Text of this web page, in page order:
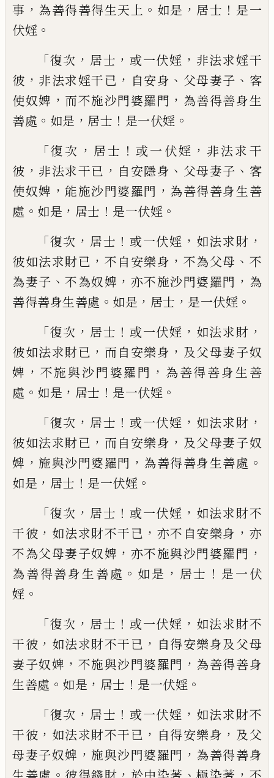
事 ， 為善得善得生天上 。 如是 ， 居士 ！ 是一
伏婬 。
「復次 ， 居士 ， 或一伏婬 ， 非法求婬干
彼 ， 非法求婬干已 ， 自安身 、 父母妻子 、 客
使奴婢 ， 而不施沙門婆羅門 ， 為善得善身生
善處 。 如是 ， 居士 ！ 是一伏婬 。
「復次 ， 居士 ！ 或一伏婬 ， 非法求干
彼 ， 非法求干已 ， 自安隱身 、 父母妻子 、 客
使奴婢 ， 能施沙門婆羅門 ， 為善得善身生善
處 。 如是 ， 居士 ！ 是一伏婬 。
「復次 ， 居士 ！ 或一伏婬 ， 如法求財 ，
彼如法求財已 ， 不 自安樂身 ， 不為父母 、 不
為妻子 、不為奴婢 ， 亦不施沙門婆羅門 ， 為
善得善身生善處 。 如是 ， 居士 ， 是一伏婬 。
「復次 ， 居士 ！ 或一伏婬 ， 如法求財 ，
彼如法求財已 ， 而自安樂身 ， 及父母妻子奴
婢 ， 不施與沙門婆羅門 ， 為善得善身生 善
處 。 如是 ， 居士 ！ 是一伏婬 。
「復次 ， 居士 ！ 或一伏婬 ， 如法求財 ，
彼如法求財已 ， 而自安樂身 ， 及父母妻子奴
婢 ， 施與沙門婆羅門 ， 為善得善身生善處 。
如是 ， 居士 ！ 是一伏婬 。
「復次 ， 居士 ！ 或一伏婬 ， 如法求財不
干彼 ， 如法求財不干已 ， 亦不自安樂身 ， 亦
不為父母妻子奴婢 ， 亦不施與沙門婆羅門 ，
為善得善身生善處 。 如是 ， 居士 ！ 是一伏
婬 。
「復次 ， 居士 ！ 或一伏婬 ， 如法求財不
干彼 ， 如法求財不干已 ， 自得安樂身及 父母
妻子奴婢 ， 不施與沙門婆羅門 ， 為善得善身
生善處 。 如是 ， 居士 ！ 是一伏婬 。
「復次 ， 居士 ！ 或一伏婬 ， 如法求財不
干彼 ， 如法求財不干已 ， 自得安樂身 ， 及父
母妻子奴婢 ， 施與沙門婆羅門 ， 為善得善身